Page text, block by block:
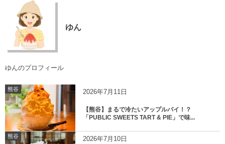
ゆん
ゆんのプロフィール
熊谷 2026年7月11日
【熊谷】まるで冷たいアップルパイ！？
「PUBLIC SWEETS TART & PIE」で味...
熊谷 2026年7月10日